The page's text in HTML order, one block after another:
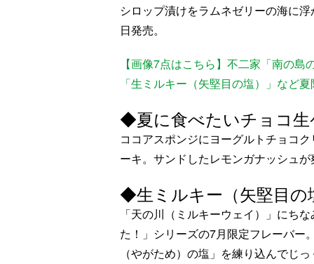
シロップ漬けをラムネゼリーの海に
日発売。
【画像7点はこちら】不二家「南の
「生ミルキー（矢堅目の塩）」など
◆夏に食べたいチョコ生
ココアスポンジにヨーグルトチョコ
ーキ。サンドしたレモンガナッシュ
◆生ミルキー（矢堅目の
「天の川（ミルキーウェイ）」にち
た！」シリーズの7月限定フレーバー
（やがため）の塩」を練り込んでじ